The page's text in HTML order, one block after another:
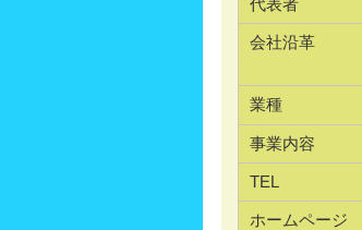
代表者
会社沿革
業種
事業内容
TEL
ホームページ